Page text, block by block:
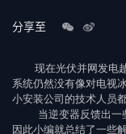
分享至
现在光伏并网发电
系统仍然没有像对电视
小安装公司的技术人员
当逆变器反馈出一
因此小编就总结了一些